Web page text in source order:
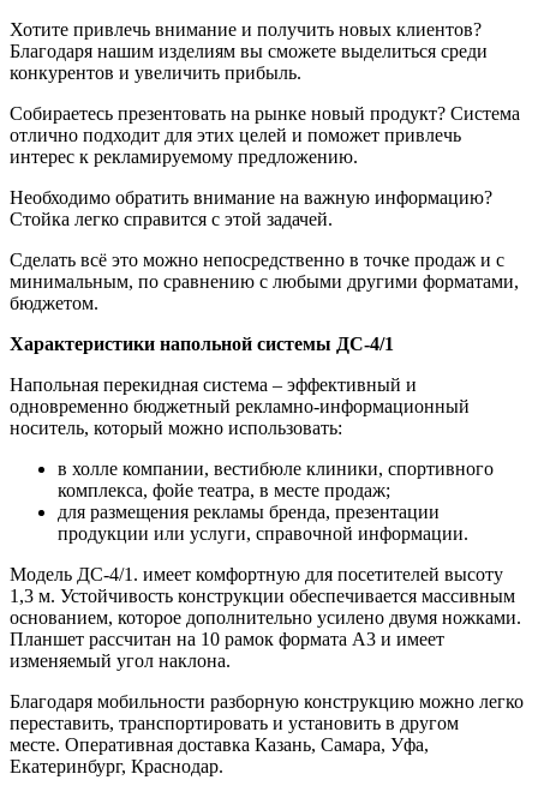
Хотите привлечь внимание и получить новых клиентов?
Благодаря нашим изделиям вы сможете выделиться среди
конкурентов и увеличить прибыль.
Собираетесь презентовать на рынке новый продукт? Система
отлично подходит для этих целей и поможет привлечь
интерес к рекламируемому предложению.
Необходимо обратить внимание на важную информацию?
Стойка легко справится с этой задачей.
Сделать всё это можно непосредственно в точке продаж и с
минимальным, по сравнению с любыми другими форматами,
бюджетом.
Характеристики напольной системы ДС-4/1
Напольная перекидная система – эффективный и
одновременно бюджетный рекламно-информационный
носитель, который можно использовать:
в холле компании, вестибюле клиники, спортивного
комплекса, фойе театра, в месте продаж;
для размещения рекламы бренда, презентации
продукции или услуги, справочной информации.
Модель ДС-4/1. имеет комфортную для посетителей высоту
1,3 м. Устойчивость конструкции обеспечивается массивным
основанием, которое дополнительно усилено двумя ножками.
Планшет рассчитан на 10 рамок формата А3 и имеет
изменяемый угол наклона.
Благодаря мобильности разборную конструкцию можно легко
переставить, транспортировать и установить в другом
месте. Оперативная доставка Казань, Самара, Уфа,
Екатеринбург, Краснодар.